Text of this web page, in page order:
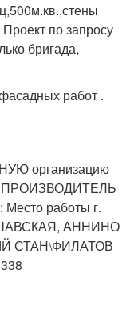
по запросу
бригада,
работ .
организацию
ПРОИЗВОДИТЕЛЬ
работы г.
АННИНО
СТАН\ФИЛАТОВ